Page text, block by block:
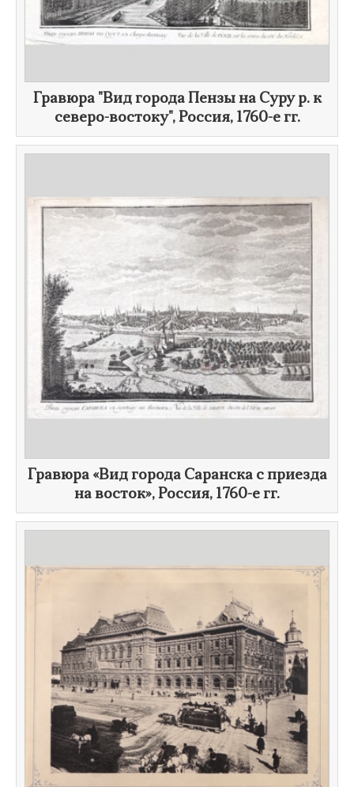
Гравюра "Вид города Пензы на Суру р. к
северо-востоку", Россия, 1760-е гг.
Гравюра «Вид города Саранска с приезда
на восток», Россия, 1760-е гг.